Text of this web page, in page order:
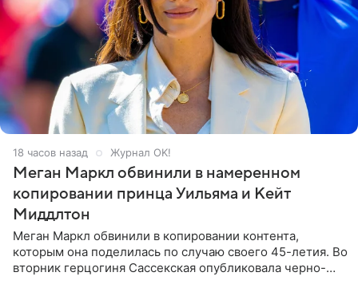
18 часов назад Журнал OK!
Меган Маркл обвинили в намеренном
копировании принца Уильяма и Кейт
Миддлтон
Меган Маркл обвинили в копировании контента,
которым она поделилась по случаю своего 45-летия. Во
вторник герцогиня Сассекская опубликовала черно-